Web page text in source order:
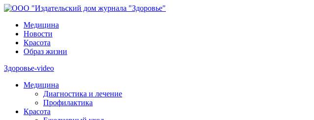
Медицина
Новости
Красота
Образ жизни
Здоровье-video
Медицина
Диагностика и лечение
Профилактика
Красота